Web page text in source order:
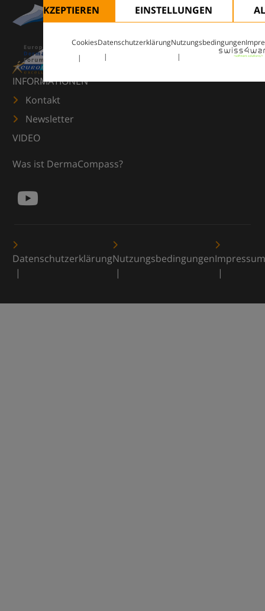
ALLE AKZEPTIEREN
EINSTELLUNGEN
CookiesDatenschutzerklärungNutzungsbedingungen
INFORMATIONEN
Kontakt
Newsletter
VIDEO
Was ist DermaCompass?
DatenschutzerklärungNutzungsbedingungenImpressum